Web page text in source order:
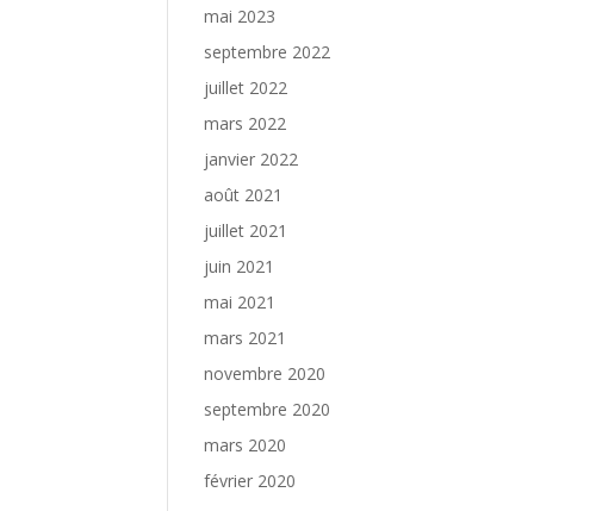
mai 2023
septembre 2022
juillet 2022
mars 2022
janvier 2022
août 2021
juillet 2021
juin 2021
mai 2021
mars 2021
novembre 2020
septembre 2020
mars 2020
février 2020